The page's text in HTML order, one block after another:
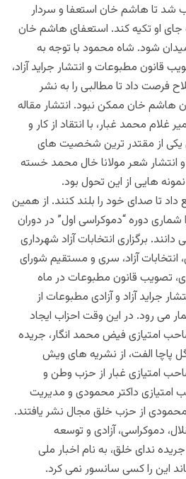
شد تا هاشم خان استعفا و سردار
او تکیه کند. استعفای هاشم خان
شود. شاه محمود با توجه به
مطبوعات و انتشار جراید آزاد،
فرصت داد تا مطالبی را به نشر
هاشم خان ممکن نبود. انتشار مقاله
غلام محمد غبار، با انتقاد از کار و
یکی از مقتدر ترین شخصیت های
انتشار شعر مولانا خال محمد خسته
هایی از این تحول بود.
تا صدای خود را بلند کنند. از همین
دوره “دموکراسی اول” در دوران
برگزاری انتخابات آزاد شهرداری
خورشیدی، انتخابات آزاد، سری و مستقیم شورای
خورشیدی، تصویب قانون مطبوعات در ماه
و انتشار جراید آزاد و آزادی مطبوعات از
می رود. در این وقت احزاب ایجاد
امتیازی فیض محمد انگار، جریده
پاچا الفت، از نشریه های ویش
امتیازی غبار از حزب وطن و
امتیازی داکتر محمودی و مدیریت
محمودی از حزب خلق مجال نشر یافتند.
دموکراسی، آزادی و توسعه
ندای خلق، به نام اخبار ملی
این را کسی سانسور نمی کرد.